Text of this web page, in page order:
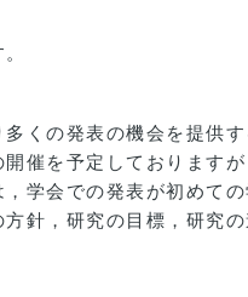
くの発表の機会を提供
催を予定しております
学会での発表が初めて
針，研究の目標，研究